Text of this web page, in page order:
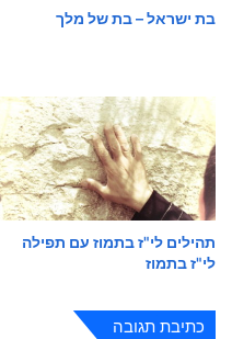
בת ישראל – בת של מלך
תהילים לי"ז בתמוז עם תפילה
לי"ז בתמוז
כתיבת תגובה